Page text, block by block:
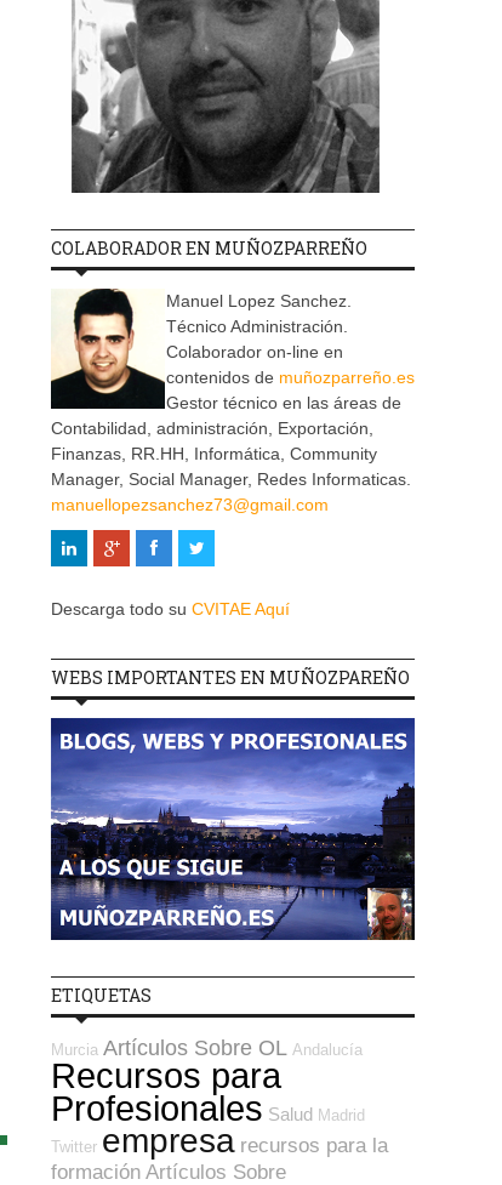
COLABORADOR EN MUÑOZPARREÑO
Manuel Lopez Sanchez.
Técnico Administración.
Colaborador on-line en
contenidos de muñozparreño.es
Gestor técnico en las áreas de
Contabilidad, administración, Exportación,
Finanzas, RR.HH, Informática, Community
Manager, Social Manager, Redes Informaticas.
manuellopezsanchez73@gmail.com
Descarga todo su CVITAE Aquí
WEBS IMPORTANTES EN MUÑOZPAREÑO
ETIQUETAS
Murcia Artículos Sobre OL Andalucía
Recursos para
Profesionales Salud Madrid
Twitter empresa recursos para la
formación Artículos Sobre